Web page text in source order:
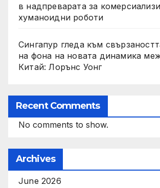
в надпреварата за
хуманоидни роботи
Сингапур гледа към
на фона на новата динамика
Китай: Лорънс Уонг
Recent Comments
No comments to show.
Archives
June 2026